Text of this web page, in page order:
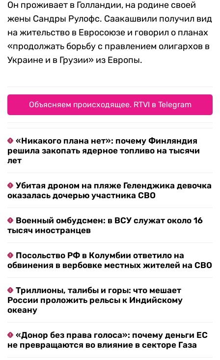
Он проживает в Голландии, на родине своей
жены Сандры Рулофс. Саакашвили получил вид
на жительство в Евросоюзе и говорил о планах
«продолжать борьбу с правлением олигархов в
Украине и в Грузии» из Европы.
Объясняем происходящее. RTVI в Telegram
«Никакого плана нет»: почему Финляндия
решила закопать ядерное топливо на тысячи
лет
Убитая дроном на пляже Геленджика девочка
оказалась дочерью участника СВО
Военный омбудсмен: в ВСУ служат около 16
тысяч иностранцев
Посольство РФ в Колумбии ответило на
обвинения в вербовке местных жителей на СВО
Триллионы, талибы и горы: что мешает
России проложить рельсы к Индийскому
океану
«Донор без права голоса»: почему деньги ЕС
не превращаются во влияние в секторе Газа